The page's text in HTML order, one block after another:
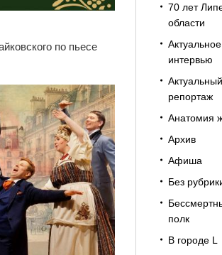
по пьесе
70 лет
области
Актуальное
интервью
Актуальный
репортаж
Анатомия
Архив
Афиша
Без
полк
В городе L